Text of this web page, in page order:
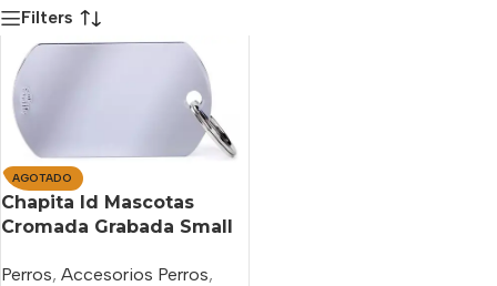
Filters
AGOTADO
Chapita Id Mascotas
Cromada Grabada Small
Perros, Accesorios Perros,